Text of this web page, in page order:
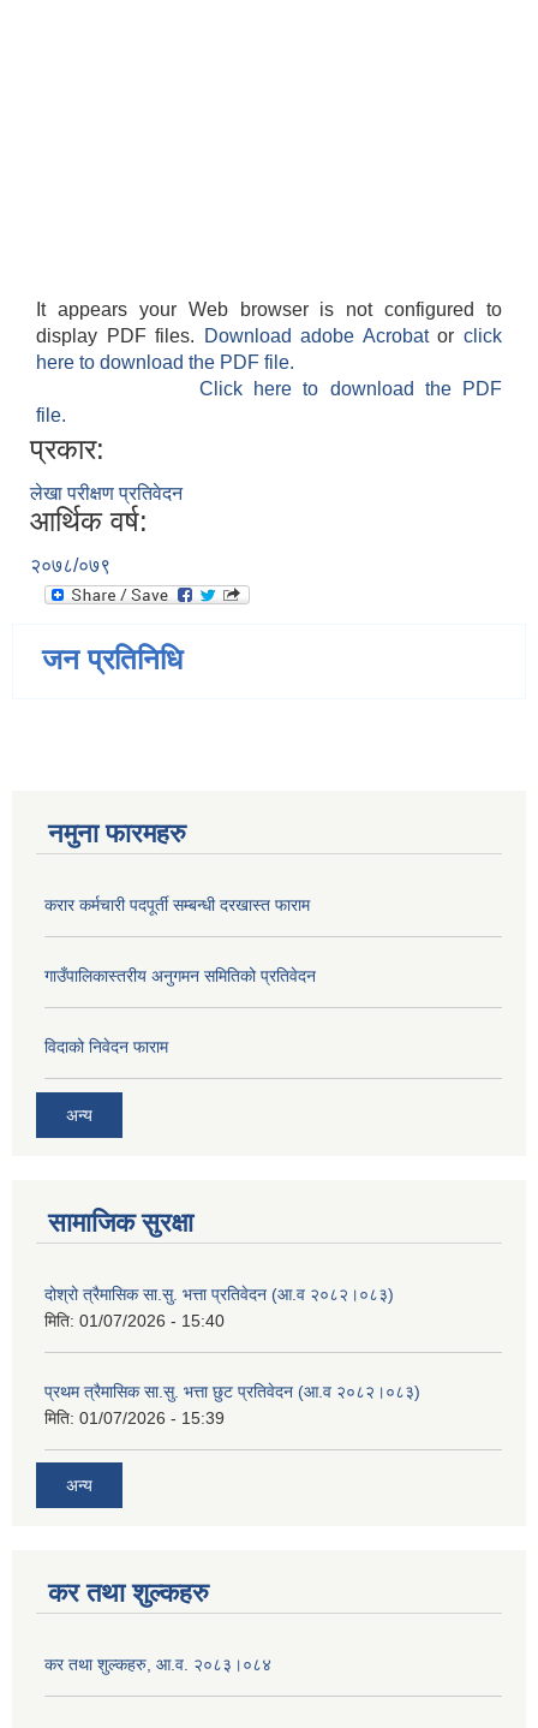
It appears your Web browser is not configured to
display PDF files.
Download adobe Acrobatorclick
here to download the PDF file.
Click here to download the PDF
file.
प्रकार:
लेखा परीक्षण प्रतिवेदन
आर्थिक वर्ष:
२०७८/०७९
जन प्रतिनिधि
नमुना फारमहरु
करार कर्मचारी पदपूर्ती सम्बन्धी दरखास्त फाराम
गाउँपालिकास्तरीय अनुगमन समितिको प्रतिवेदन
विदाको निवेदन फाराम
अन्य
सामाजिक सुरक्षा
दोश्रो त्रैमासिक सा.सु. भत्ता प्रतिवेदन (आ.व २०८२।०८३)
मिति: 01/07/2026 - 15:40
प्रथम त्रैमासिक सा.सु. भत्ता छुट प्रतिवेदन (आ.व २०८२।०८३)
मिति: 01/07/2026 - 15:39
अन्य
कर तथा शुल्कहरु
कर तथा शुल्कहरु, आ.व. २०८३।०८४